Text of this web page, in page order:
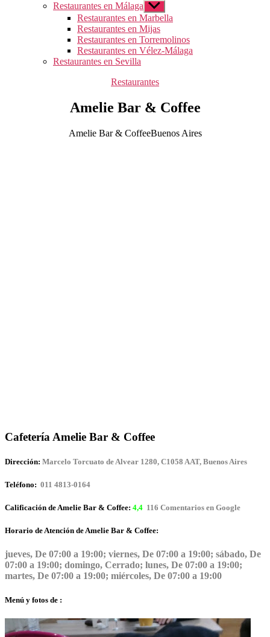
Restaurantes en Málaga Mostrar
el
submenú
Restaurantes en Marbella
Restaurantes en Mijas
Restaurantes en Torremolinos
Restaurantes en Vélez-Málaga
Restaurantes en Sevilla
Categorías
Restaurantes
Amelie Bar & Coffee
Amelie Bar & CoffeeBuenos Aires
Cafetería Amelie Bar & Coffee
Dirección: Marcelo Torcuato de Alvear 1280, C1058 AAT, Buenos Aires
Teléfono: 011 4813-0164
Calificación de Amelie Bar & Coffee: 4,4 116 Comentarios en Google
Horario de Atención de Amelie Bar & Coffee:
jueves, De 07:00 a 19:00; viernes, De 07:00 a 19:00; sábado, De
07:00 a 19:00; domingo, Cerrado; lunes, De 07:00 a 19:00;
martes, De 07:00 a 19:00; miércoles, De 07:00 a 19:00
Menú y fotos de :